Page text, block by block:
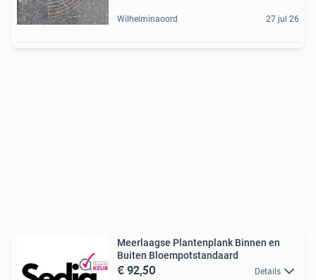
Wilhelminaoord 27 jul 26
Meerlaagse Plantenplank Binnen en
Buiten Bloempotstandaard
€ 92,50 Details